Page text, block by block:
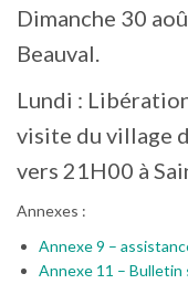
Dimanche 30
Beauval.
Lundi :
visite du village
vers 21H00 à
Annexes :
Annexe 9 –
Annexe 11 –